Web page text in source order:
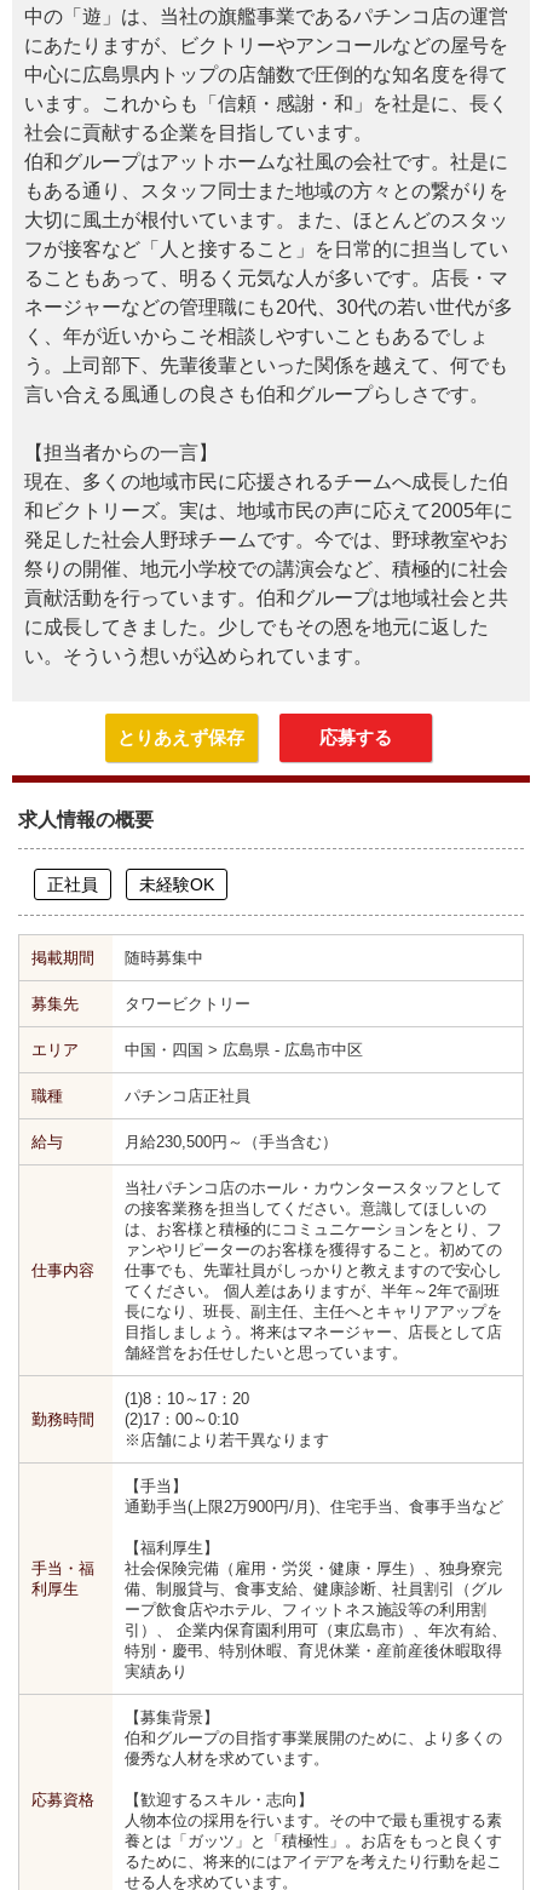
中の「遊」は、当社の旗艦事業であるパチンコ店の運営
にあたりますが、ビクトリーやアンコールなどの屋号を
中心に広島県内トップの店舗数で圧倒的な知名度を得て
います。これからも「信頼・感謝・和」を社是に、長く
社会に貢献する企業を目指しています。
伯和グループはアットホームな社風の会社です。社是に
もある通り、スタッフ同士また地域の方々との繋がりを
大切に風土が根付いています。また、ほとんどのスタッ
フが接客など「人と接すること」を日常的に担当してい
ることもあって、明るく元気な人が多いです。店長・マ
ネージャーなどの管理職にも20代、30代の若い世代が多
く、年が近いからこそ相談しやすいこともあるでしょ
う。上司部下、先輩後輩といった関係を越えて、何でも
言い合える風通しの良さも伯和グループらしさです。
【担当者からの一言】
現在、多くの地域市民に応援されるチームへ成長した伯
和ビクトリーズ。実は、地域市民の声に応えて2005年に
発足した社会人野球チームです。今では、野球教室やお
祭りの開催、地元小学校での講演会など、積極的に社会
貢献活動を行っています。伯和グループは地域社会と共
に成長してきました。少しでもその恩を地元に返した
い。そういう想いが込められています。
とりあえず保存 応募する
求人情報の概要
正社員 未経験OK
掲載期間 随時募集中
募集先 タワービクトリー
エリア 中国・四国 > 広島県 - 広島市中区
職種 パチンコ店正社員
給与 月給230,500円～（手当含む）
仕事内容
当社パチンコ店のホール・カウンタースタッフとして
の接客業務を担当してください。意識してほしいの
は、お客様と積極的にコミュニケーションをとり、フ
ァンやリピーターのお客様を獲得すること。初めての
仕事でも、先輩社員がしっかりと教えますので安心し
てください。 個人差はありますが、半年～2年で副班
長になり、班長、副主任、主任へとキャリアアップを
目指しましょう。将来はマネージャー、店長として店
舗経営をお任せしたいと思っています。
勤務時間
(1)8：10～17：20
(2)17：00～0:10
※店舗により若干異なります
手当・福
利厚生
【手当】
通勤手当(上限2万900円/月)、住宅手当、食事手当など
【福利厚生】
社会保険完備（雇用・労災・健康・厚生）、独身寮完
備、制服貸与、食事支給、健康診断、社員割引（グル
ープ飲食店やホテル、フィットネス施設等の利用割
引）、 企業内保育園利用可（東広島市）、年次有給、
特別・慶弔、特別休暇、育児休業・産前産後休暇取得
実績あり
応募資格
【募集背景】
伯和グループの目指す事業展開のために、より多くの
優秀な人材を求めています。
【歓迎するスキル・志向】
人物本位の採用を行います。その中で最も重視する素
養とは「ガッツ」と「積極性」。お店をもっと良くす
るために、将来的にはアイデアを考えたり行動を起こ
せる人を求めています。